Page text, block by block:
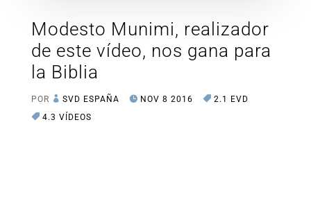
Modesto Munimi, realizador
de este vídeo, nos gana para
la Biblia
POR SVD ESPAÑA NOV 8 2016
2.1 EVD
4.3 VÍDEOS